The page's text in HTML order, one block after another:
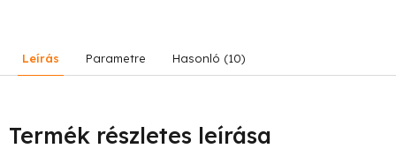
Leírás Parametre Hasonló (10)
Termék részletes leírása